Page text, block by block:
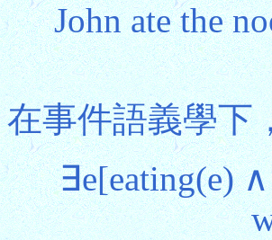
John ate the
在事件語義學下
∃e[eating(e)